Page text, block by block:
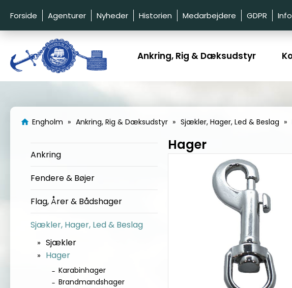
Forside Agenturer Nyheder Historien Medarbejdere GDPR Info
Ankring, Rig & Dæksudstyr
home Engholm Ankring, Rig & Dæksudstyr Sjækler, Hager, Led & Beslag
Ankring
Fendere & Bøjer
Flag, Årer & Bådshager
Sjækler, Hager, Led & Beslag
Sjækler
Hager
Karabinhager
Brandmandshager
Hager